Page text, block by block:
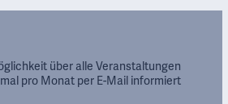
über alle Veranstaltungen
pro Monat per E-Mail informiert